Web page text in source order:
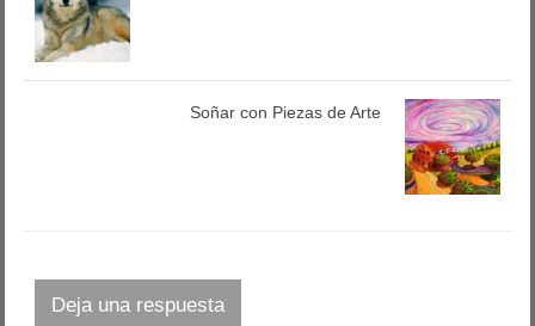
Soñar con Piezas de Arte
Deja una respuesta